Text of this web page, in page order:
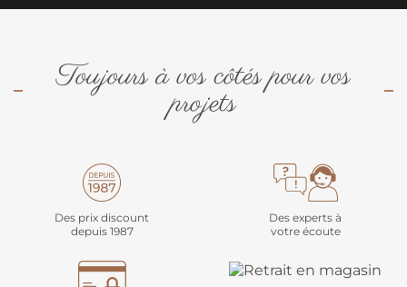
Toujours à vos côtés pour vos
projets
Des prix discount
depuis 1987
Des experts à
votre écoute